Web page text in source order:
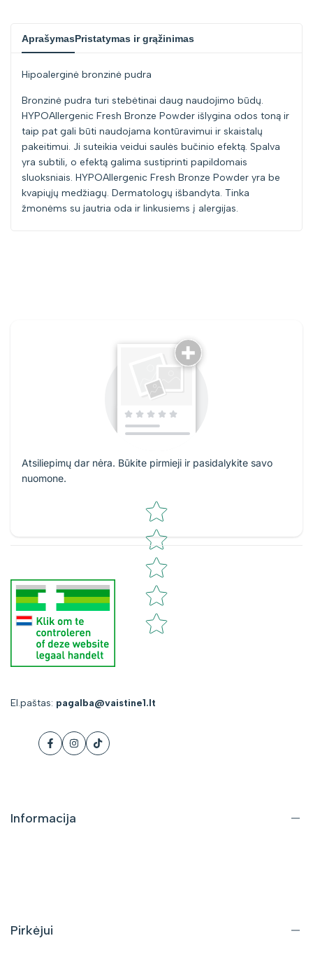
AprašymasPristatymas ir grąžinimas
Hipoalerginė bronzinė pudra
Bronzinė pudra turi stebėtinai daug naudojimo būdų.
HYPOAllergenic Fresh Bronze Powder išlygina odos toną ir
taip pat gali būti naudojama kontūravimui ir skaistalų
pakeitimui. Ji suteikia veidui saulės bučinio efektą. Spalva
yra subtili, o efektą galima sustiprinti papildomais
sluoksniais. HYPOAllergenic Fresh Bronze Powder yra be
kvapiųjų medžiagų. Dermatologų išbandyta. Tinka
žmonėms su jautria oda ir linkusiems į alergijas.
Atsiliepimų dar nėra. Būkite pirmieji ir pasidalykite savo
nuomone.
Star rating
El.paštas: pagalba@vaistine1.lt
Facebook
Instagram
Tiktok
Informacija
Pirkėjui